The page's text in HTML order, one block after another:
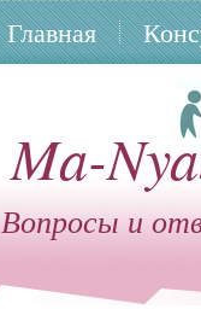
Главная
Ma-
Вопросы и